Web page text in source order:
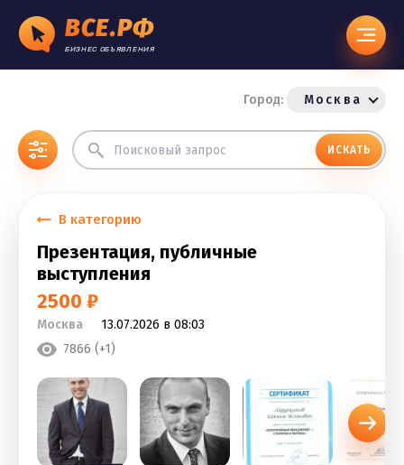
ВСЕ.РФ
БИЗНЕС ОБЪЯВЛЕНИЯ
Город: Москва
ИСКАТЬ
В категорию
Презентация, публичные
выступления
2500 ₽
Москва
13.07.2026 в 08:03
7866 (+1)